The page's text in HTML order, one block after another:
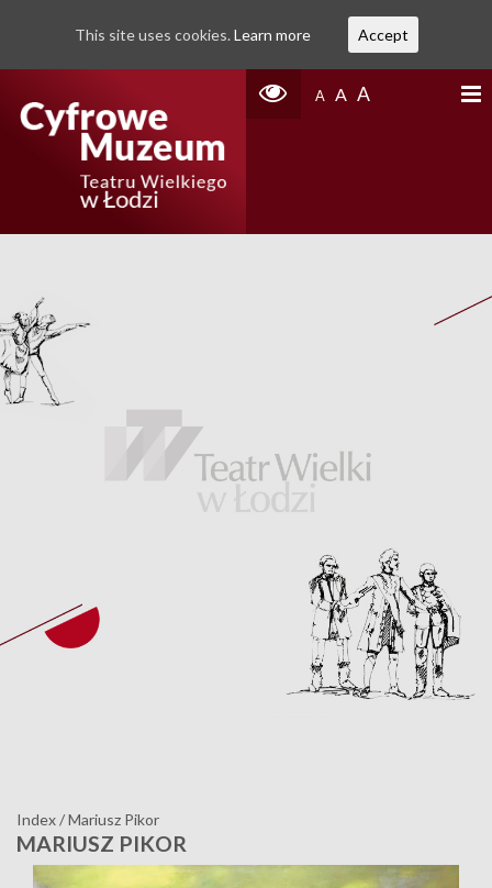
A A A
Index/Mariusz Pikor
MARIUSZ PIKOR
This site uses cookies. Learn more Accept